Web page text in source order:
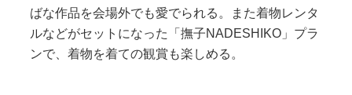
ばな作品を会場外でも愛でられる。また着物レンタ
ルなどがセットになった「撫子NADESHIKO」プラ
ンで、着物を着ての観賞も楽しめる。